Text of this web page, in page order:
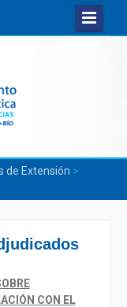
de Extensión >
CON EL